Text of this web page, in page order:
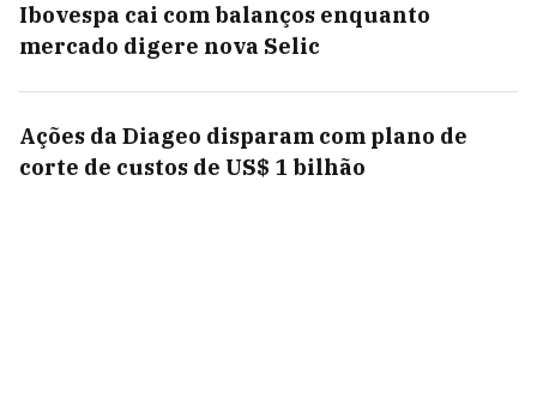
Ibovespa cai com balanços enquanto
mercado digere nova Selic
Ações da Diageo disparam com plano de
corte de custos de US$ 1 bilhão